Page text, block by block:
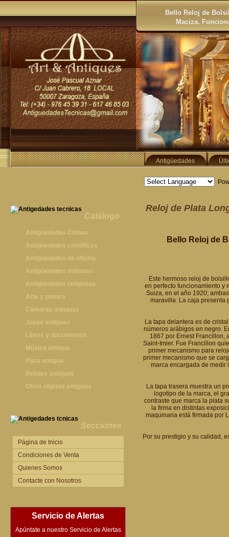
Bello Reloj de
Maciza.
Antigüedades
Catálogo
Antigüedades Chinas
Antigüedades Chinas
Antigüedades científicas
Antigüedades científicas
Antigüedades de oficina
Máquinas de escribir antiguas
Calculadoras antiguas
Teléfonos y Telégrafos antiguos
Antigüedades militares
Espadas antiguas
Medallas y condecoraciones
Cascos militares
Otros artículos militares
Antigüedades religiosas
Antigüedades religiosas
Arte y pintura
Pintura antigua
Pintura contemporánea
Grabados antiguos y mapas
Cámaras antiguas
Cámaras antiguas
Joyas antiguas
Joyas antiguas
Libros y documentos
Libros antiguos
Fotografia antigua
Publicaciones antiguas
Música antigua
Gramófonos antiguos
Cajas de música antiguas
Radios antiguas
Plata antigua
Plata antigua
Relojes antiguos
Relojes sobremesa antiguos
Relojes de bolsillo antiguos
Relojes de pulsera antiguos
Otros objetos antiguos
Secciones
Página de Inicio
Condiciones de Venta
Quienes Somos
Contacte con Nosotros
Servicio de Alertas
Apúntate a nuestro Servicio de Alertas
Reloj de Plata
Bello Reloj de
Este hermoso reloj de
en perfecto funcionamiento y
Suiza, en el año 1920;
maravilla. La caja presenta
La tapa delantera es de
números arábigos en negro.
1867 por Ernest Francillon,
Saint-Imier. Fue Francillon
primer mecanismo para
primer mecanismo que se
marca encargada de medir
La tapa trasera muestra un
logotipo de la marca, el
contraste que marca la plata
la firma en distintas
maquinaria está firmada por
Por su prestigio y su calidad,